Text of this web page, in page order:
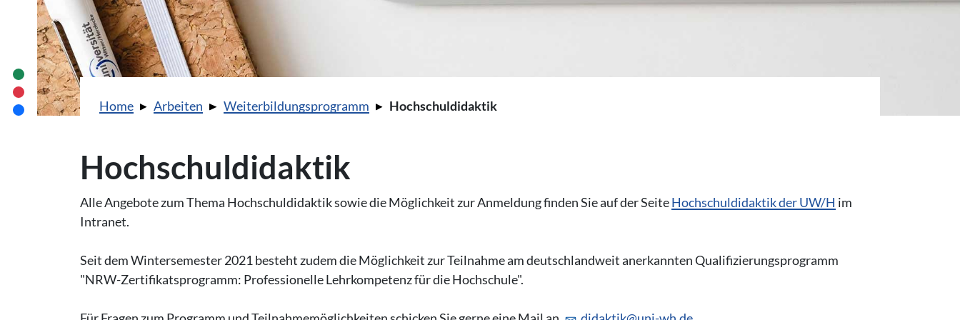
Sie sind hier:
Home Arbeiten Weiterbildungsprogramm Hochschuldidaktik
Hochschuldidaktik
Alle Angebote zum Thema Hochschuldidaktik sowie die Möglichkeit zur Anmeldung finden Sie auf der SeiteHochschuldidaktik der UW/H im
Intranet.
Seit dem Wintersemester 2021 besteht zudem die Möglichkeit zur Teilnahme am deutschlandweit anerkannten Qualifizierungsprogramm
"NRW-Zertifikatsprogramm: Professionelle Lehrkompetenz für die Hochschule".